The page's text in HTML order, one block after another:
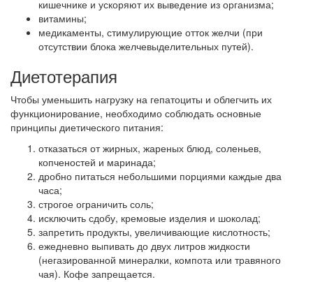
кишечнике и ускоряют их выведение из организма;
витамины;
медикаменты, стимулирующие отток желчи (при
отсутствии блока желчевыделительных путей).
Диетотерапия
Чтобы уменьшить нагрузку на гепатоциты и облегчить их
функционирование, необходимо соблюдать основные
принципы диетического питания:
отказаться от жирных, жареных блюд, соленьев,
копченостей и маринада;
дробно питаться небольшими порциями каждые два
часа;
строгое ограничить соль;
исключить сдобу, кремовые изделия и шоколад;
запретить продукты, увеличивающие кислотность;
ежедневно выпивать до двух литров жидкости
(негазированной минералки, компота или травяного
чая). Кофе запрещается.